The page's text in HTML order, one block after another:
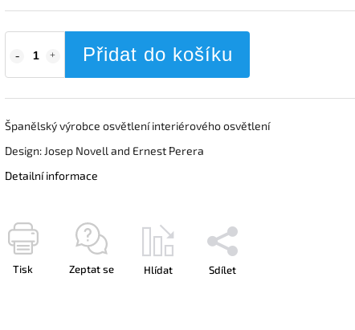
Přidat do košíku
Španělský výrobce osvětlení interiérového osvětlení
Design: Josep Novell and Ernest Perera
Detailní informace
Tisk Zeptat se Hlídat Sdílet